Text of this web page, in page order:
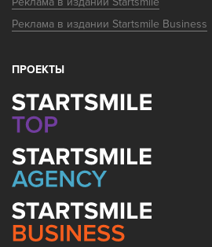
Реклама в издании Startsmile Business
ПРОЕКТЫ